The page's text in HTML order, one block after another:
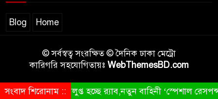
Blog Home
© সর্বস্বত্ব সংরক্ষিত © দৈনিক ঢাকা মেট্রো
কারিগরি সহযোগিতায়ঃ WebThemesBD.com
সংবাদ শিরোনাম ::বিলুপ্ত হচ্ছে র‍্যাব,নতুন বাহিনী ‘স্পেশাল রেসপন্স